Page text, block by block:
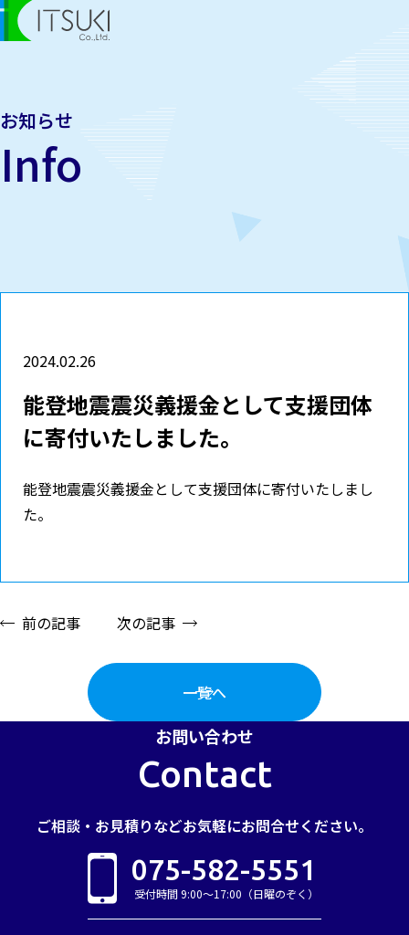
お知らせ
Info
2024.02.26
能登地震震災義援金として支援団体
に寄付いたしました。
能登地震震災義援金として支援団体に寄付いたしまし
た。
前の記事 次の記事
一覧へ
お問い合わせ
Contact
ご相談・お見積りなどお気軽にお問合せください。
075-582-5551
受付時間 9:00～17:00（日曜のぞく）